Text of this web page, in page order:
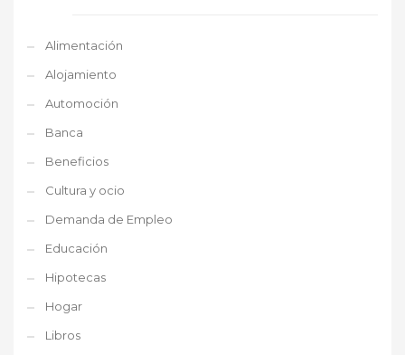
Alimentación
Alojamiento
Automoción
Banca
Beneficios
Cultura y ocio
Demanda de Empleo
Educación
Hipotecas
Hogar
Libros